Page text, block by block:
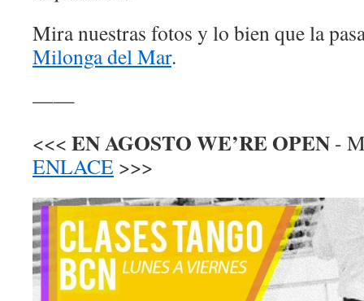
Mira nuestras fotos y lo bien que la
Milonga del Mar.
——
<<< EN AGOSTO WE’RE OPEN -
ENLACE >>>